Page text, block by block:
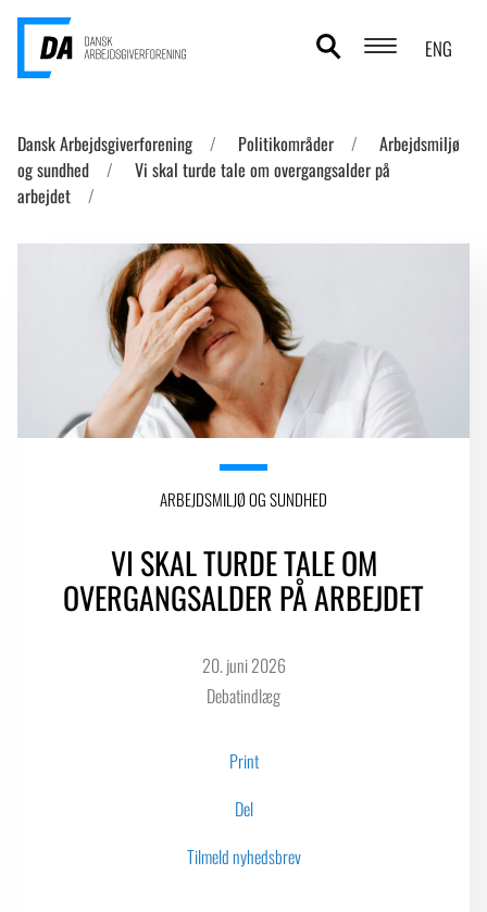
ENG
ANALYSER
KONTAKT OG PRESSE
LOGIN FOR MEDLEMSORGANISATIONER
Dansk Arbejdsgiverforening Politikområder
Arbejdsmiljø
og sundhed
Vi skal turde tale om overgangsalder på
arbejdet
ARBEJDSMILJØ OG SUNDHED
VI SKAL TURDE TALE OM
OVERGANGSALDER PÅ ARBEJDET
20. juni 2026
Debatindlæg
Print
Del
Tilmeld nyhedsbrev